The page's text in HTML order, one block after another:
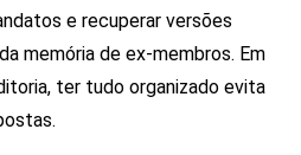
e recuperar versões
memória de ex-membros. Em
ter tudo organizado evita